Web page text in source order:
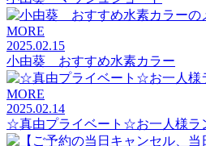
MORE
2025.02.15
小由葵 おすすめ水素カラー
MORE
2025.02.14
☆真由プライベート☆お一人様ラ